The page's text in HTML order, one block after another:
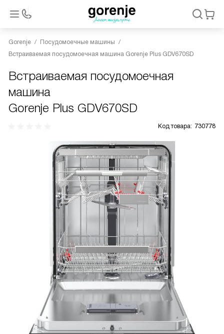
Gorenje
Посудомоечные машины
Встраиваемая посудомоечная машина Gorenje Plus GDV670SD
Встраиваемая посудомоечная
машина
Gorenje Plus GDV670SD
Код товара: 730778